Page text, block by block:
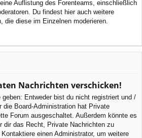
Auflistung des Forenteams, einschließlich
Du findest hier auch weitere
die diese im Einzelnen moderieren.
Nachrichten verschicken!
geben: Entweder bist du nicht registriert und /
die Board-Administration hat Private
Forum ausgeschaltet. Außerdem könnte es
dir das Recht, Private Nachrichten zu
einen Administrator, um weitere